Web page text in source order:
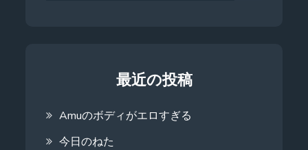
最近の投稿
Amuのボディがエロすぎる
今日のねた